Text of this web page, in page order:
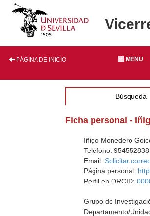
PÁGINA DE INICIO MENU
Búsqueda
Ficha personal -
Iñigo Monedero
Telefono: 954552838
Email: Solicitar
Página personal:
Perfil en ORCID:
Grupo de
Departamento/